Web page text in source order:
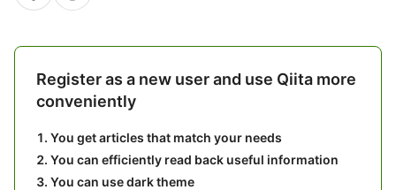
Register as a new user and use Qiita more
conveniently
You get articles that match your needs
You can efficiently read back useful information
You can use dark theme